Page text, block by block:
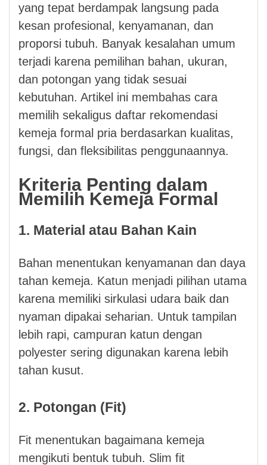
yang tepat berdampak langsung pada
kesan profesional, kenyamanan, dan
proporsi tubuh. Banyak kesalahan umum
terjadi karena pemilihan bahan, ukuran,
dan potongan yang tidak sesuai
kebutuhan. Artikel ini membahas cara
memilih sekaligus daftar rekomendasi
kemeja formal pria berdasarkan kualitas,
fungsi, dan fleksibilitas penggunaannya.
Kriteria Penting dalam
Memilih Kemeja Formal
1. Material atau Bahan Kain
Bahan menentukan kenyamanan dan daya
tahan kemeja. Katun menjadi pilihan utama
karena memiliki sirkulasi udara baik dan
nyaman dipakai seharian. Untuk tampilan
lebih rapi, campuran katun dengan
polyester sering digunakan karena lebih
tahan kusut.
2. Potongan (Fit)
Fit menentukan bagaimana kemeja
mengikuti bentuk tubuh. Slim fit